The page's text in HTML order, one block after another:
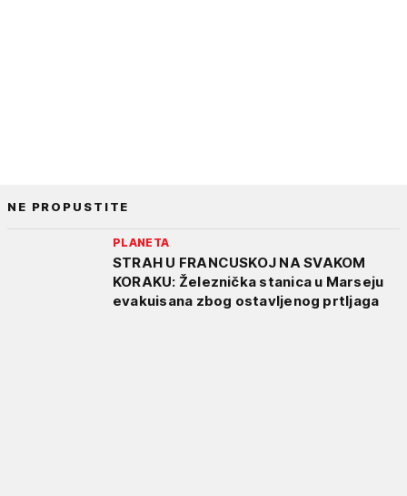
NE PROPUSTITE
PLANETA
STRAH U FRANCUSKOJ NA SVAKOM
KORAKU: Železnička stanica u Marseju
evakuisana zbog ostavljenog prtljaga